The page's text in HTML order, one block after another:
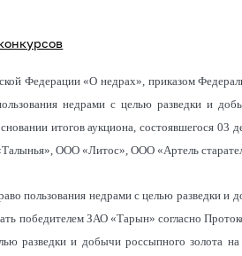
Федерации «О недрах», приказом
недрами с целью разведки и
итогов аукциона, состоявшегося 03
ООО «Литос», ООО «Артель
пользования недрами с целью разведки
победителем ЗАО «Тарын» согласно
разведки и добычи россыпного золота